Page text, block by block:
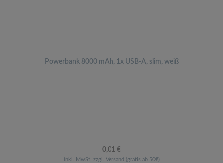
Powerbank 8000 mAh, 1x USB-A, slim, weiß
Regulärer Preis:
0,01 €
inkl. MwSt. zzgl. Versand (gratis ab 50€)